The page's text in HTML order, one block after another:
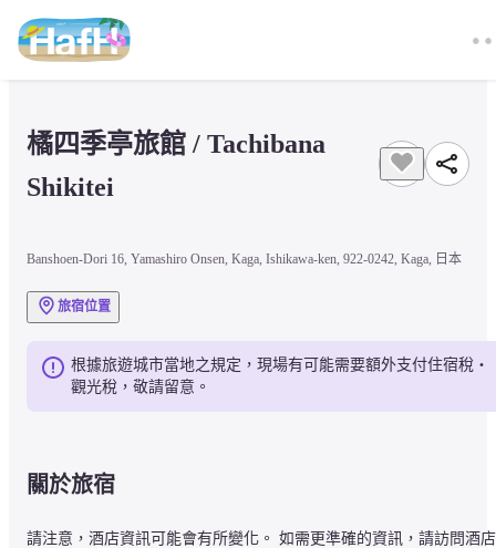
橘四季亭旅館 / Tachibana
Shikitei
Banshoen-Dori 16, Yamashiro Onsen, Kaga, Ishikawa-ken, 922-0242, Kaga, 日本
旅宿位置
根據旅遊城市當地之規定，現場有可能需要額外支付住宿稅・
觀光稅，敬請留意。
關於旅宿
請注意，酒店資訊可能會有所變化。 如需更準確的資訊，請訪問酒店